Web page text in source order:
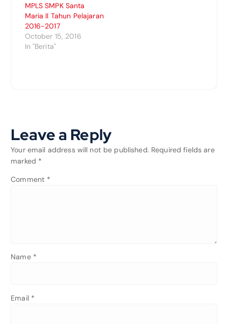
MPLS SMPK Santa
Maria II Tahun Pelajaran
2016-2017
October 15, 2016
In "Berita"
Leave a Reply
Your email address will not be published. Required fields are
marked *
Comment *
Name *
Email *